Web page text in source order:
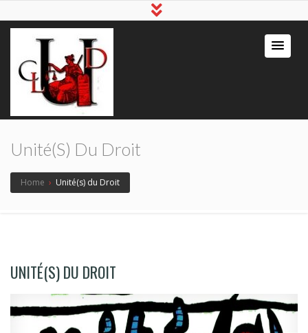
Unité(s) Du Droit
Home › Unité(s) du Droit
UNITÉ(S) DU DROIT